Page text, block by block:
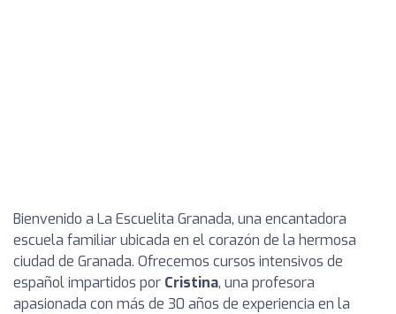
Bienvenido a La Escuelita Granada, una encantadora
escuela familiar ubicada en el corazón de la hermosa
ciudad de Granada. Ofrecemos cursos intensivos de
español impartidos por Cristina, una profesora
apasionada con más de 30 años de experiencia en la